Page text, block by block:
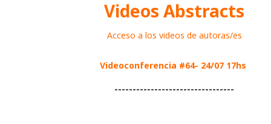
Videos Abstracts
Acceso a los videos de autoras/es
Videoconferencia #64- 24/07 17hs
---------------------------------